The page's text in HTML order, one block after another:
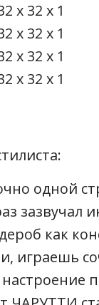
х 32 х 1
х 32 х 1
х 32 х 1
х 32 х 1
одной
зазвучал
как
играешь